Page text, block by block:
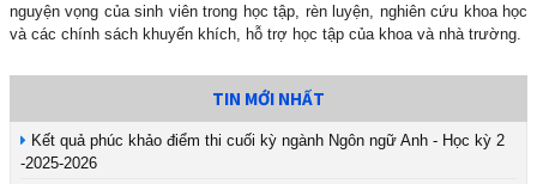
nguyện vọng của sinh viên trong học tập, rèn luyện, nghiên cứu khoa học
và các chính sách khuyến khích, hỗ trợ học tập của khoa và nhà trường.
TIN MỚI NHẤT
Kết quả phúc khảo điểm thi cuối kỳ ngành Ngôn ngữ Anh - Học kỳ 2
-2025-2026